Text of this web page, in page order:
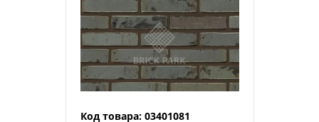
Код товара: 03401081